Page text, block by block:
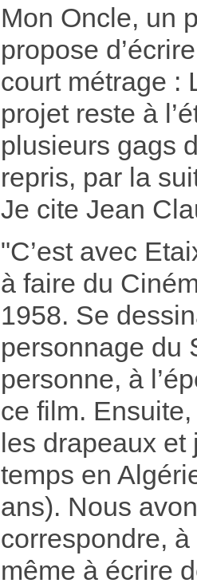
Mon Oncle, un
propose
court métrage :
projet reste à
plusieurs gags
repris, par la
Je cite Jean
"C’est avec
à faire du
1958. Se
personnage du
personne, à
ce film.
les drapeaux et
temps en
ans). Nous
correspondre,
même à écrire